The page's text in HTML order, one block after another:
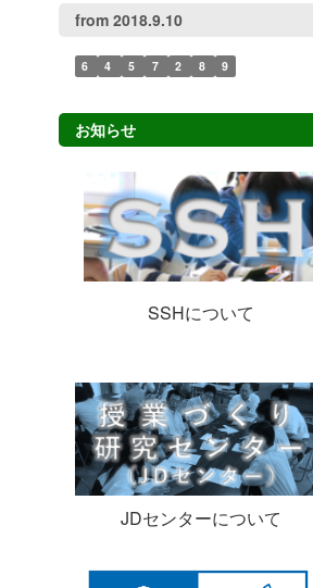
from 2018.9.10
6 4 5 7 2 8 9
お知らせ
SSHについて
JDセンターについて